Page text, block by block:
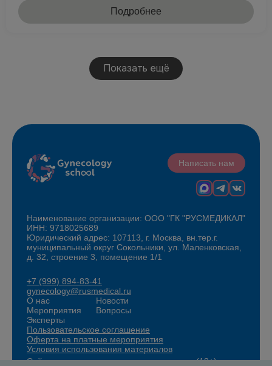
Подробнее
Показать ещё
Написать нам
Наименование организации: ООО "ГК "РУСМЕДИКАЛ"
ИНН: 9718025689
Юридический адрес: 107113, г. Москва, вн.тер.г.
муниципальный округ Сокольники, ул. Маленковская,
д. 32, строение 3, помещение 1/1
+7 (999) 894-83-41
gynecology@rusmedical.ru
О нас
Мероприятия
Эксперты
Новости
Вопросы
Пользовательское соглашение
Оферта на платные мероприятия
Условия использования материалов
Сайт для специалистов здравоохранения (18+)